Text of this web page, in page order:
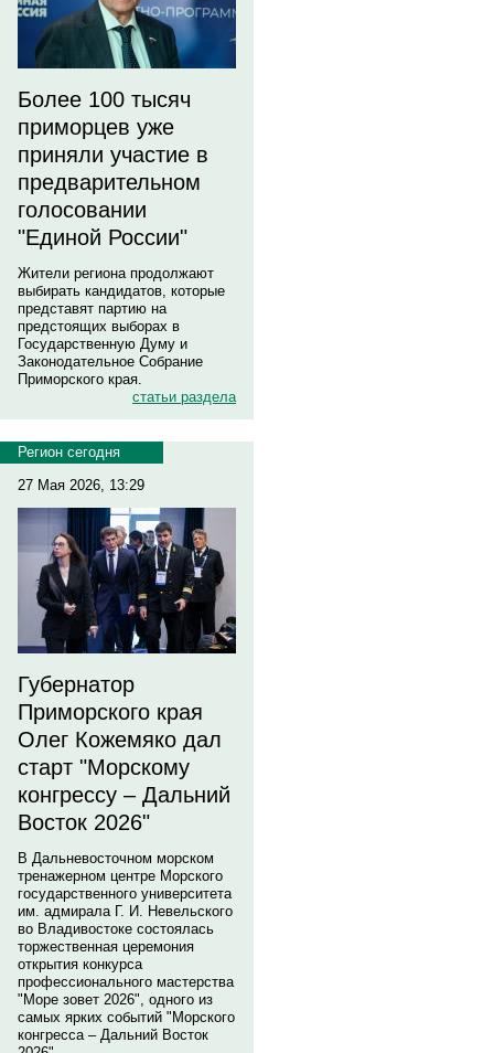
Более 100 тысяч
приморцев уже
приняли участие в
предварительном
голосовании
"Единой России"
Жители региона продолжают
выбирать кандидатов, которые
представят партию на
предстоящих выборах в
Государственную Думу и
Законодательное Собрание
Приморского края.
статьи раздела
Регион сегодня
27 Мая 2026, 13:29
Губернатор
Приморского края
Олег Кожемяко дал
старт "Морскому
конгрессу – Дальний
Восток 2026"
В Дальневосточном морском
тренажерном центре Морского
государственного университета
им. адмирала Г. И. Невельского
во Владивостоке состоялась
торжественная церемония
открытия конкурса
профессионального мастерства
"Море зовет 2026", одного из
самых ярких событий "Морского
конгресса – Дальний Восток